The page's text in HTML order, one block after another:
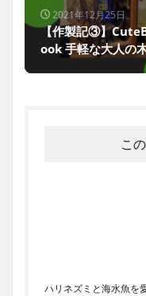
2021年12月25日
【作製記③】
ook 手軽な大人の
こ
ハリネズミと海水魚を